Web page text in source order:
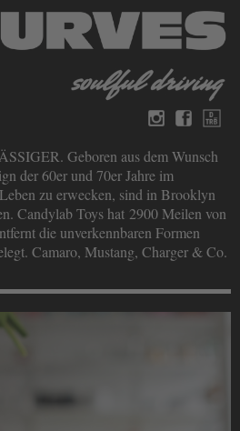
Deutsch Englisch
über Curves
Impressum
Datenschutz
Geboren aus dem Wunsch
der 60er und 70er Jahre im
zu erwecken, sind in Brooklyn
Candylab Toys hat 2900 Meilen von
die unverkennbaren Formen
Camaro, Mustang, Charger & Co.